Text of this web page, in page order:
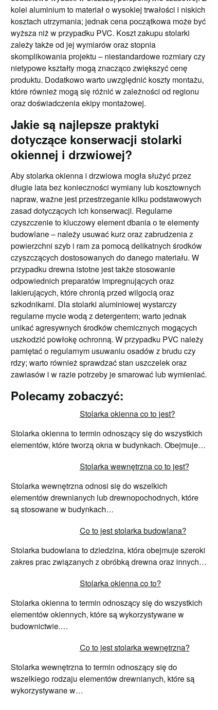
kolei aluminium to materiał o wysokiej trwałości i niskich
kosztach utrzymania; jednak cena początkowa może być
wyższa niż w przypadku PVC. Koszt zakupu stolarki
zależy także od jej wymiarów oraz stopnia
skomplikowania projektu – niestandardowe rozmiary czy
nietypowe kształty mogą znacząco zwiększyć cenę
produktu. Dodatkowo warto uwzględnić koszty montażu,
które również mogą się różnić w zależności od regionu
oraz doświadczenia ekipy montażowej.
Jakie są najlepsze praktyki
dotyczące konserwacji stolarki
okiennej i drzwiowej?
Aby stolarka okienna i drzwiowa mogła służyć przez
długie lata bez konieczności wymiany lub kosztownych
napraw, ważne jest przestrzeganie kilku podstawowych
zasad dotyczących ich konserwacji. Regularne
czyszczenie to kluczowy element dbania o te elementy
budowlane – należy usuwać kurz oraz zabrudzenia z
powierzchni szyb i ram za pomocą delikatnych środków
czyszczących dostosowanych do danego materiału. W
przypadku drewna istotne jest także stosowanie
odpowiednich preparatów impregnujących oraz
lakierujących, które chronią przed wilgocią oraz
szkodnikami. Dla stolarki aluminiowej wystarczy
regularne mycie wodą z detergentem; warto jednak
unikać agresywnych środków chemicznych mogących
uszkodzić powłokę ochronną. W przypadku PVC należy
pamiętać o regularnym usuwaniu osadów z brudu czy
rdzy; warto również sprawdzać stan uszczelek oraz
zawiasów i w razie potrzeby je smarować lub wymieniać.
Polecamy zobaczyć:
Stolarka okienna co to jest?
Stolarka okienna to termin odnoszący się do wszystkich
elementów, które tworzą okna w budynkach. Obejmuje…
Stolarka wewnętrzna co to jest?
Stolarka wewnętrzna odnosi się do wszelkich
elementów drewnianych lub drewnopochodnych, które
są stosowane w budynkach…
Co to jest stolarka budowlana?
Stolarka budowlana to dziedzina, która obejmuje szeroki
zakres prac związanych z obróbką drewna oraz innych…
Stolarka okienna co to?
Stolarka okienna to termin odnoszący się do wszystkich
elementów okiennych, które są wykorzystywane w
budownictwie.…
Co to jest stolarka wewnętrzna?
Stolarka wewnętrzna to termin odnoszący się do
wszelkiego rodzaju elementów drewnianych, które są
wykorzystywane w…